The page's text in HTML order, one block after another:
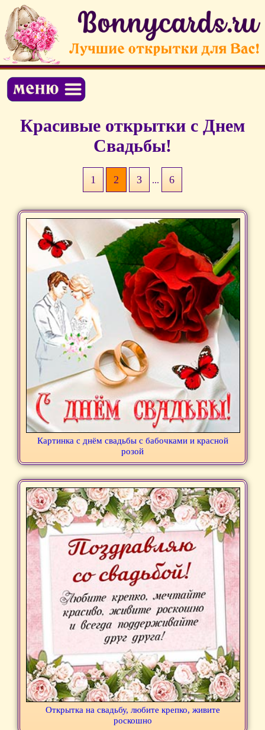
Красивые открытки c Днем
Свадьбы!
1 2 3 ... 6
Картинка с днём свадьбы с бабочками и красной
розой
Открытка на свадьбу, любите крепко, живите
роскошно